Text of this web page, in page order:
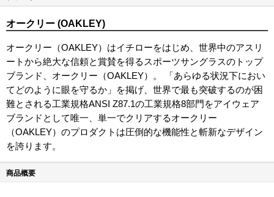
オークリー (OAKLEY)
オークリー（OAKLEY）はイチローをはじめ、世界中のアスリ
ートから絶大な信頼と賞賛を得るスポーツサングラスのトップ
ブランド、オークリー（OAKLEY）。 「あらゆる状況下におい
てどのように眼を守るか」を掲げ、世界で最も突破するのが困
難とされる工業規格ANSI Z87.1の工業規格8部門をアイウェア
ブランドとして唯一、単一でクリアするオークリー
（OAKLEY）のプロダクトは圧倒的な機能性と斬新なデザイン
を誇ります。
商品概要